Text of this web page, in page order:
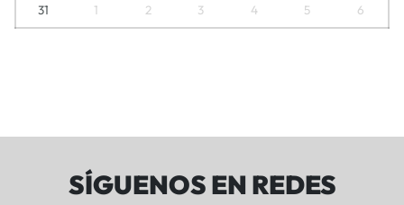
31 1 2 3 4 5 6
SÍGUENOS EN REDES